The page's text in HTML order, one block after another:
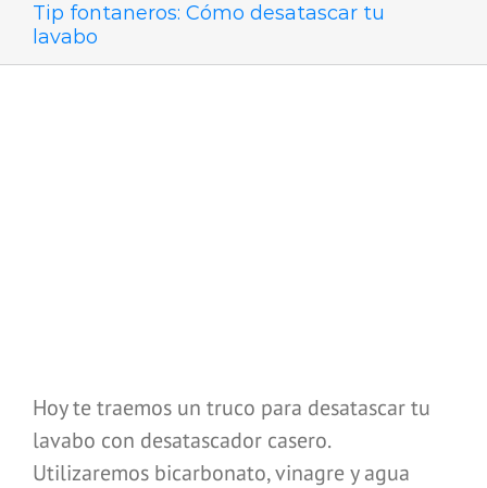
Tip fontaneros: Cómo desatascar tu
lavabo
Hoy te traemos un truco para desatascar tu
lavabo con desatascador casero.
Utilizaremos bicarbonato, vinagre y agua